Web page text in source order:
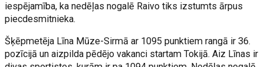
iespējamība, ka nedēļas nogalē Raivo tiks izstumts ārpus
piecdesmitnieka.
Šķēpmetēja Līna Mūze-Sirmā ar 1095 punktiem rangā ir 36.
pozīcijā un aizpilda pēdējo vakanci startam Tokijā. Aiz Līnas ir